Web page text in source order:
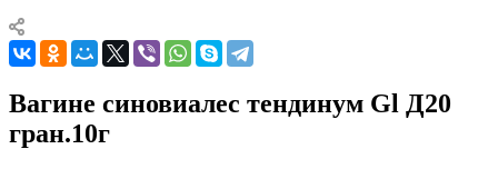
Вагине синовиалес тендинум Gl Д20
гран.10г